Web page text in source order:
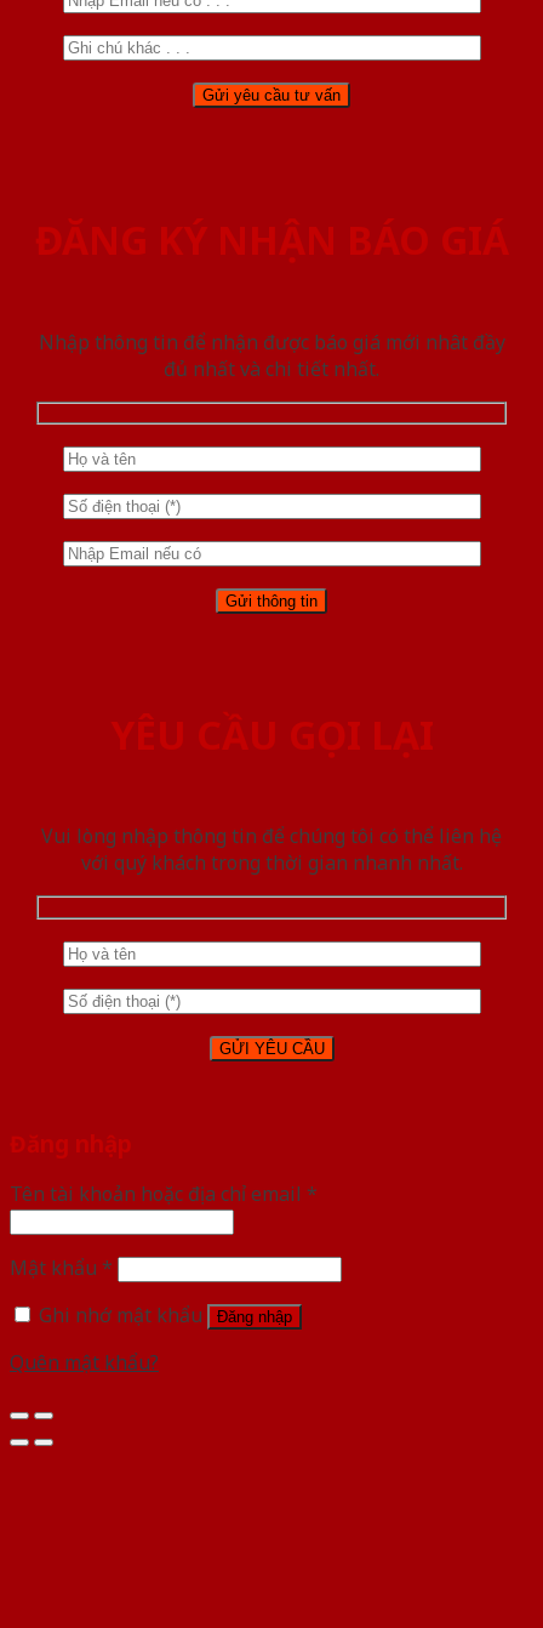
ĐĂNG KÝ NHẬN BÁO GIÁ
Nhập thông tin để nhận được báo giá mới nhât đầy
đủ nhất và chi tiết nhất.
YÊU CẦU GỌI LẠI
Vui lòng nhập thông tin để chúng tôi có thể liên hệ
với quý khách trong thời gian nhanh nhất.
Đăng nhập
Tên tài khoản hoặc địa chỉ email *
Mật khẩu *
Ghi nhớ mật khẩu
Đăng nhập
Quên mật khẩu?